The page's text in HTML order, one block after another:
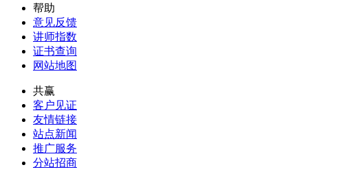
帮助
意见反馈
讲师指数
证书查询
网站地图
共赢
客户见证
友情链接
站点新闻
推广服务
分站招商